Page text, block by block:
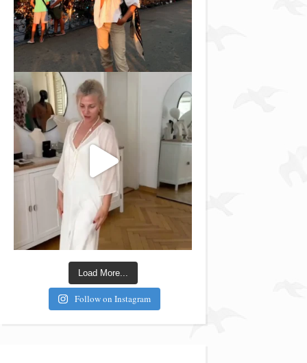
Load More...
Follow on Instagram